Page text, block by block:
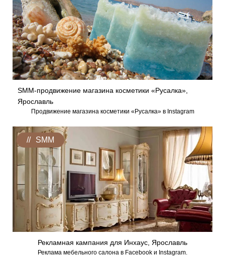
SMM-продвижение магазина косметики «Русалка»,
Ярославль
Продвижение магазина косметики «Русалка» в Instagram
Рекламная кампания для Инхаус, Ярославль
Реклама мебельного салона в Facebook и Instagram.
SMM